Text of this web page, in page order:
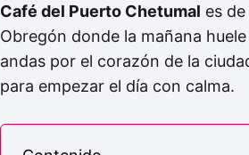
Café del Puerto Chetumal es
Obregón donde la mañana
andas por el corazón de la
para empezar el día con calma.